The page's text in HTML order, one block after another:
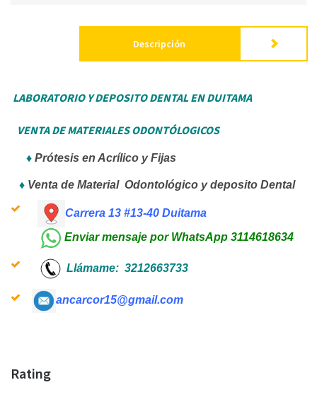
Descripción
LABORATORIO Y DEPOSITO DENTAL EN DUITAMA
VENTA DE MATERIALES ODONTÓLOGICOS
♦ Prótesis en Acrílico y Fijas
♦ Venta de Material Odontológico y deposito Dental
Carrera 13 #13-40 Duitama
Enviar mensaje por WhatsApp 3114618634
Llámame: 3212663733
ancarcor15@gmail.com
Rating